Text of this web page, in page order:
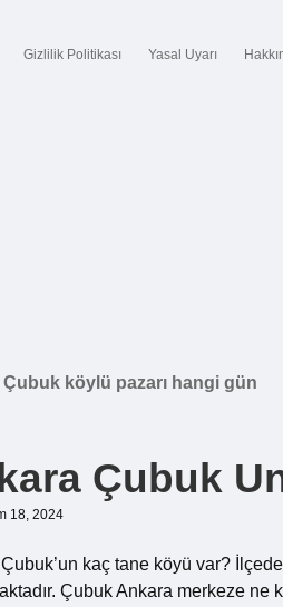
Gizlilik Politikası Yasal Uyarı
Çubuk köylü pazarı hangi gün
Çubuk
18, 2024
kaç tane köyü var?
Çubuk Ankara merkeze ne